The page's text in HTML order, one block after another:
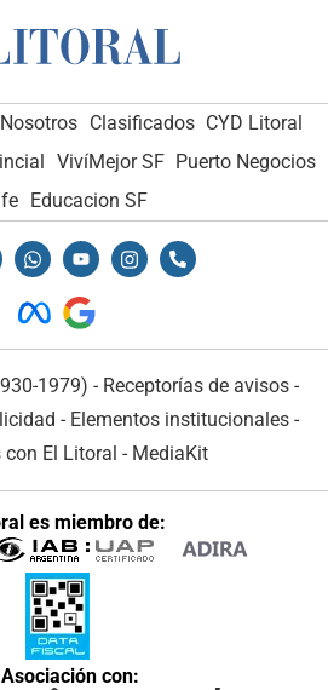
Clasificados CYD Litoral
VivíMejor SF Puerto Negocios
Educacion SF
1979) - Receptorías de avisos -
- Elementos institucionales-
El Litoral - MediaKit
es miembro de:
Asociación con: